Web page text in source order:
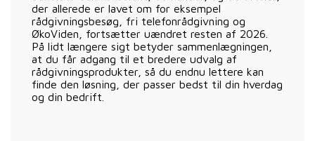
der allerede er lavet om for eksempel
rådgivningsbesøg, fri telefonrådgivning og
ØkoViden, fortsætter uændret resten af 2026.
På lidt længere sigt betyder sammenlægningen,
at du får adgang til et bredere udvalg af
rådgivningsprodukter, så du endnu lettere kan
finde den løsning, der passer bedst til din hverdag
og din bedrift.